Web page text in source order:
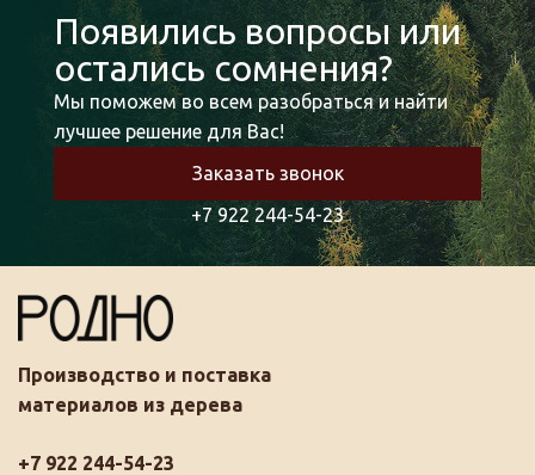
Появились вопросы или
остались сомнения?
Мы поможем во всем разобраться и найти
лучшее решение для Вас!
Заказать звонок
+7 922 244-54-23
Производство и поставка
материалов из дерева
+7 922 244-54-23